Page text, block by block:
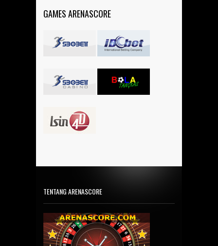
GAMES ARENASCORE
TENTANG ARENASCORE